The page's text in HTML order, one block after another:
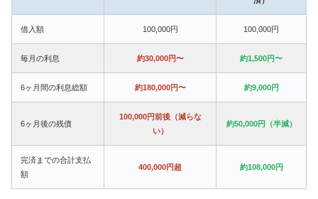
借入額 100,000円 100,000円
毎月の利息 約30,000円〜 約1,500円〜
6ヶ月間の利息総額 約180,000円〜 約9,000円
6ヶ月後の残債
100,000円前後（減らな
い）
約50,000円（半減）
完済までの合計支払
額
400,000円超 約108,000円